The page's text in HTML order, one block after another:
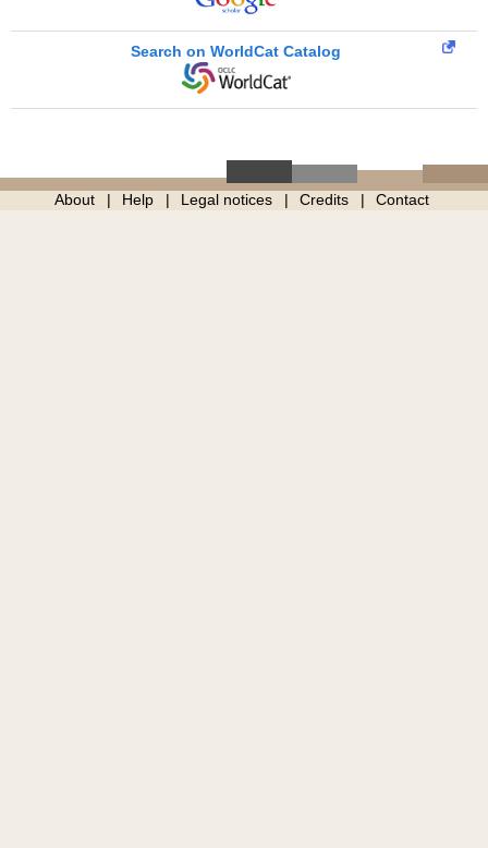
Search on WorldCat Catalog
About Help Legal notices Credits Contact